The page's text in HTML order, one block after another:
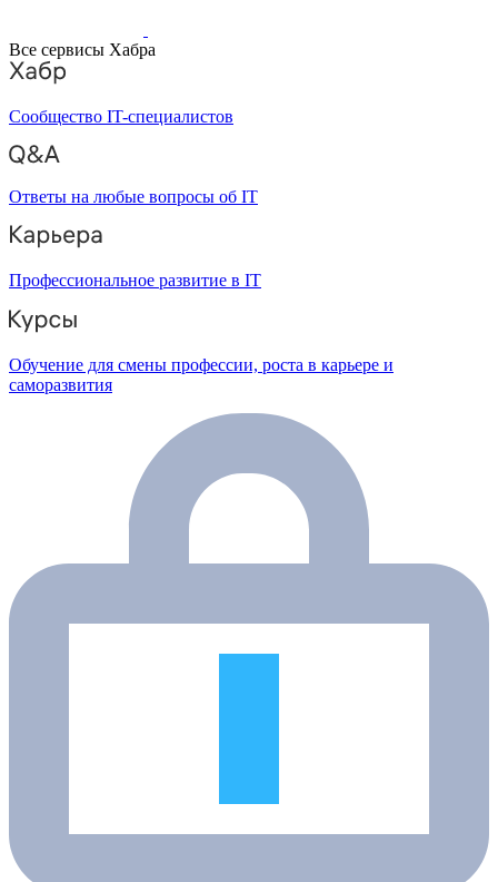
Все сервисы Хабра
Сообщество IT-специалистов
Ответы на любые вопросы об IT
Профессиональное развитие в IT
Обучение для смены профессии, роста в карьере и
саморазвития